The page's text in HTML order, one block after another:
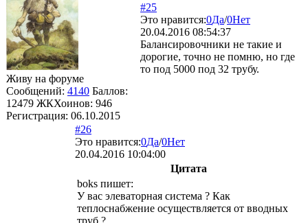
Живу на форуме
Сообщений: 4140 Баллов:
12479 ЖКХоинов: 946
Регистрация: 06.10.2015
#25
Это нравится:0Да/0Нет
20.04.2016 08:54:37
Балансировочники не такие и
дорогие, точно не помню, но где
то под 5000 под 32 трубу.
#26
Это нравится:0Да/0Нет
20.04.2016 10:04:00
Цитата
boks пишет:
У вас элеваторная система ? Как
теплоснабжение осуществляется от вводных
труб ?